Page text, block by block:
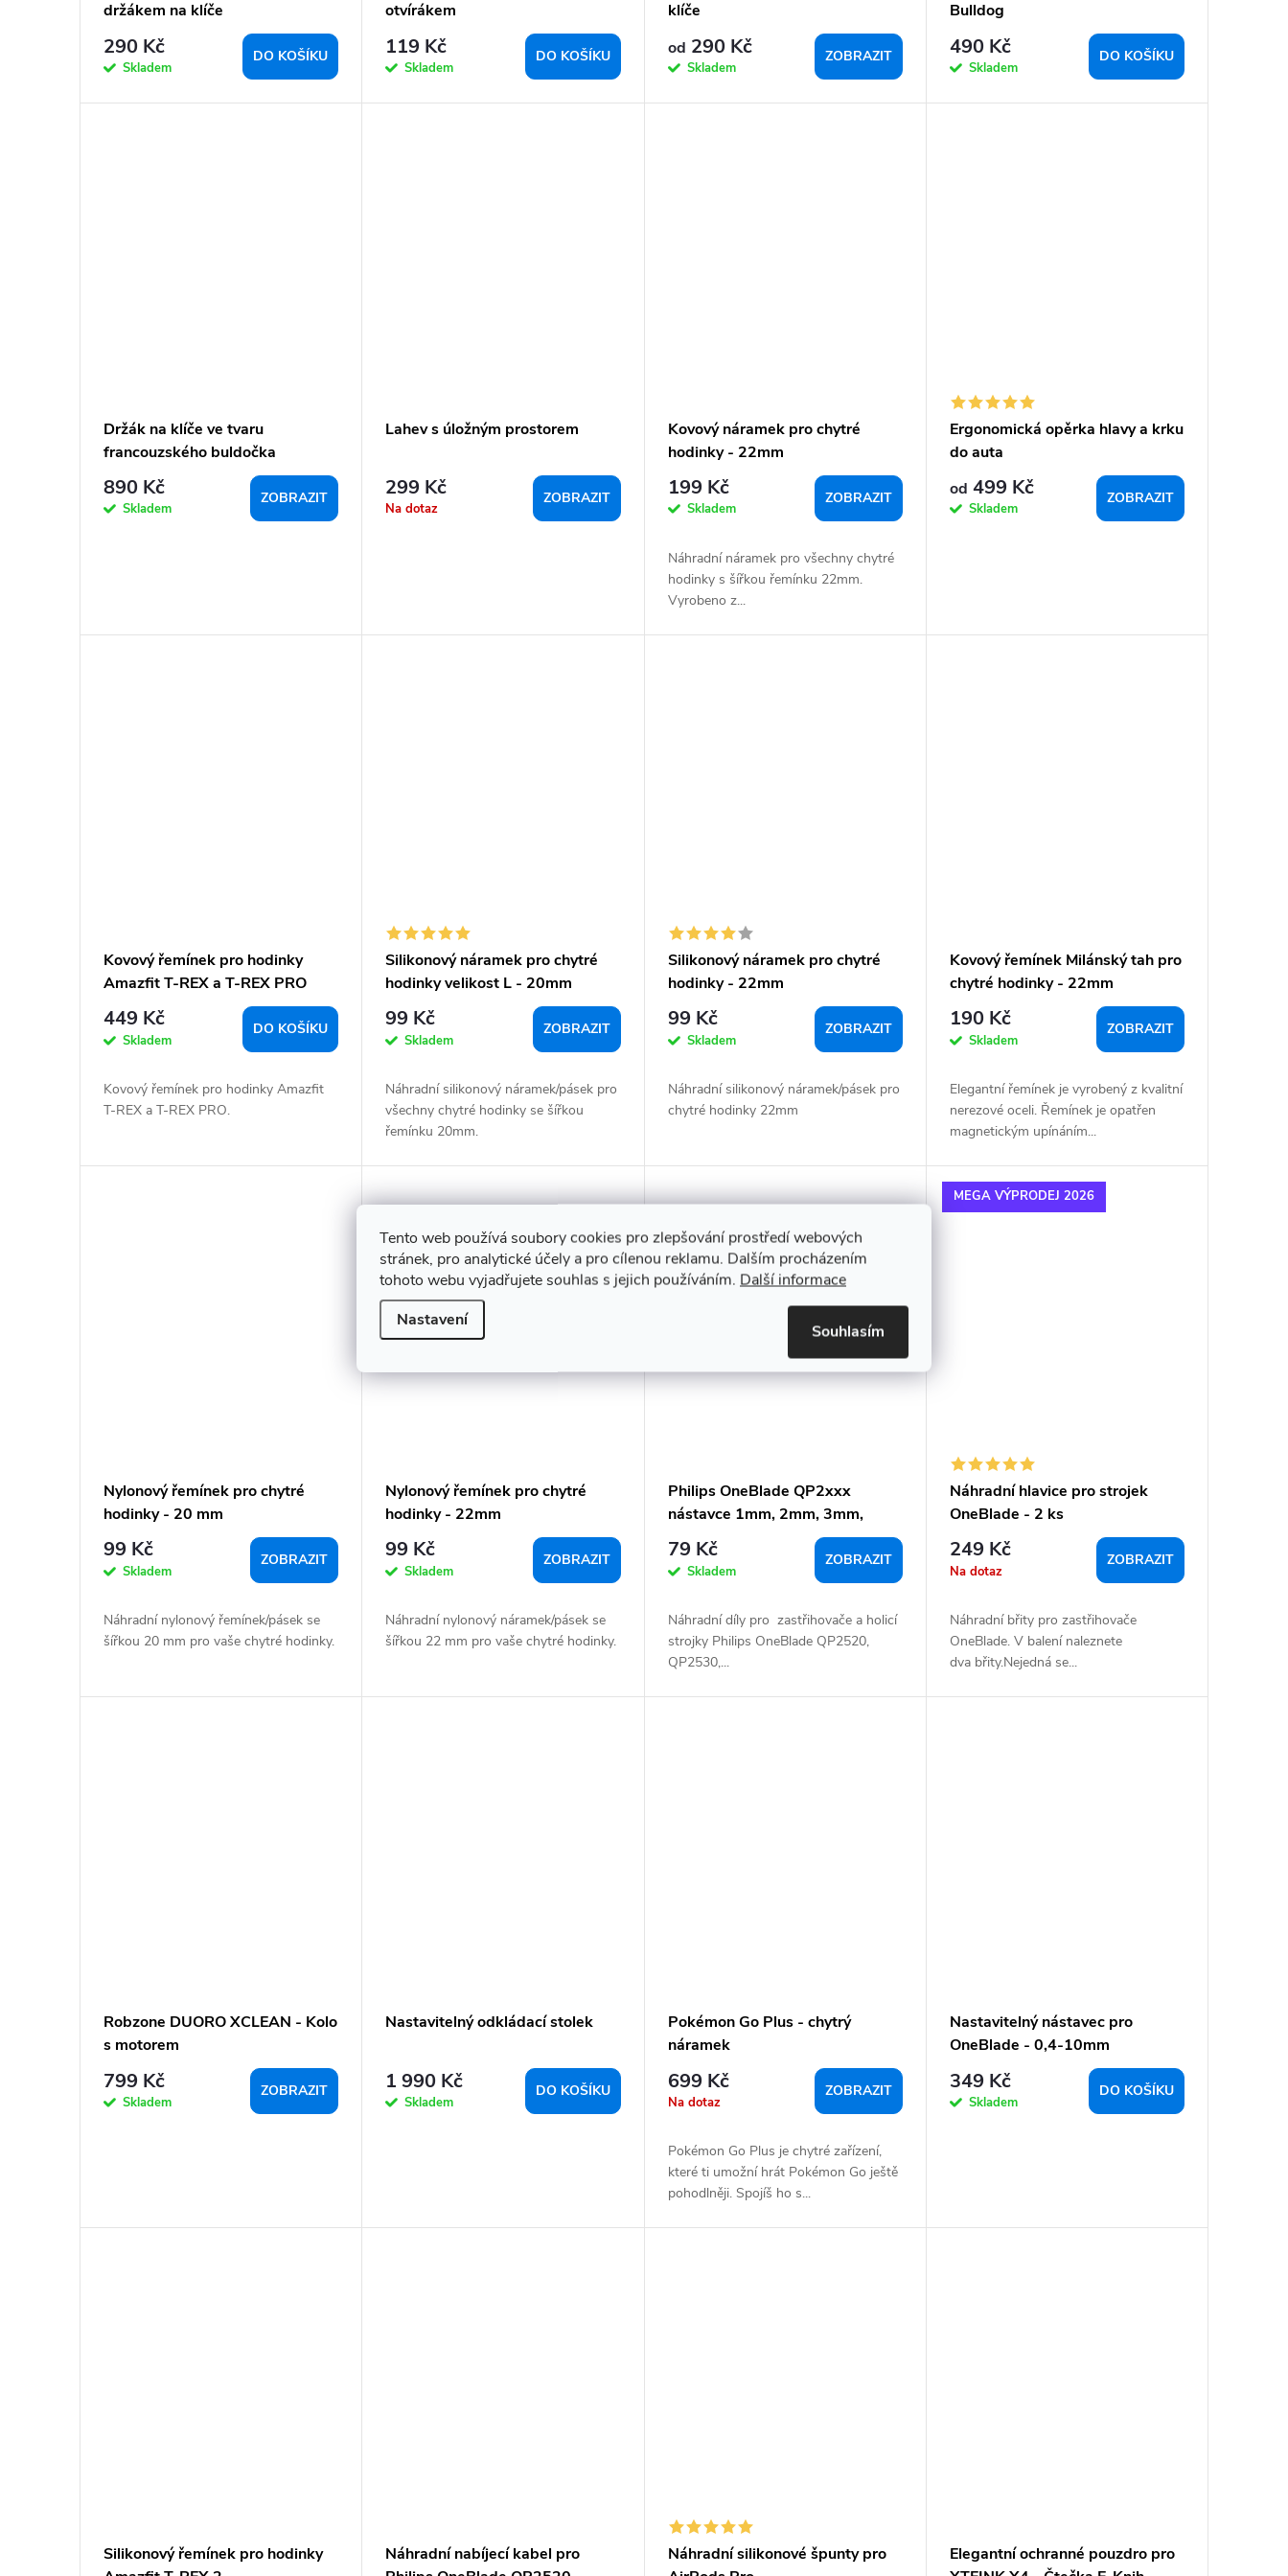
Tento web používá soubory cookies pro zlepšování prostředí webových
stránek, pro analytické účely a pro cílenou reklamu. Dalším procházením
tohoto webu vyjadřujete souhlas s jejich používáním. Další informace
Nastavení
Souhlasím
držákem na klíče
290 Kč
Skladem
DO KOŠÍKU
otvírákem
119 Kč
Skladem
DO KOŠÍKU
klíče
od 290 Kč
Skladem
ZOBRAZIT
Bulldog
490 Kč
Skladem
DO KOŠÍKU
Držák na klíče ve tvaru
francouzského buldočka
890 Kč
Skladem
ZOBRAZIT
Lahev s úložným prostorem
299 Kč
Na dotaz
ZOBRAZIT
Kovový náramek pro chytré
hodinky - 22mm
199 Kč
Skladem
ZOBRAZIT
Náhradní náramek pro všechny chytré
hodinky s šířkou řemínku 22mm.
Vyrobeno z...
Ergonomická opěrka hlavy a krku
do auta
od 499 Kč
Skladem
ZOBRAZIT
Kovový řemínek pro hodinky
Amazfit T-REX a T-REX PRO
449 Kč
Skladem
DO KOŠÍKU
Kovový řemínek pro hodinky Amazfit
T-REX a T-REX PRO.
Silikonový náramek pro chytré
hodinky velikost L - 20mm
(Amazfit, Samsung, Garmin,
Honor, Huawei)
99 Kč
Skladem
ZOBRAZIT
Náhradní silikonový náramek/pásek pro
všechny chytré hodinky se šířkou
řemínku 20mm.
Silikonový náramek pro chytré
hodinky - 22mm
99 Kč
Skladem
ZOBRAZIT
Náhradní silikonový náramek/pásek pro
chytré hodinky 22mm
Kovový řemínek Milánský tah pro
chytré hodinky - 22mm
190 Kč
Skladem
ZOBRAZIT
Elegantní řemínek je vyrobený z kvalitní
nerezové oceli. Řemínek je opatřen
magnetickým upínáním...
Nylonový řemínek pro chytré
hodinky - 20 mm
99 Kč
Skladem
ZOBRAZIT
Náhradní nylonový řemínek/pásek se
šířkou 20 mm pro vaše chytré hodinky.
Nylonový řemínek pro chytré
hodinky - 22mm
99 Kč
Skladem
ZOBRAZIT
Náhradní nylonový náramek/pásek se
šířkou 22 mm pro vaše chytré hodinky.
Philips OneBlade QP2xxx
nástavce 1mm, 2mm, 3mm,
5mm
79 Kč
Skladem
ZOBRAZIT
Náhradní díly pro zastřihovače a holicí
strojky Philips OneBlade QP2520,
QP2530,...
MEGA VÝPRODEJ 2026
Náhradní hlavice pro strojek
OneBlade - 2 ks
249 Kč
Na dotaz
ZOBRAZIT
Náhradní břity pro zastřihovače
OneBlade. V balení naleznete
dva břity.Nejedná se...
Robzone DUORO XCLEAN - Kolo
s motorem
799 Kč
Skladem
ZOBRAZIT
Nastavitelný odkládací stolek
1 990 Kč
Skladem
DO KOŠÍKU
Pokémon Go Plus - chytrý
náramek
699 Kč
Na dotaz
ZOBRAZIT
Pokémon Go Plus je chytré zařízení,
které ti umožní hrát Pokémon Go ještě
pohodlněji. Spojíš ho s...
Nastavitelný nástavec pro
OneBlade - 0,4-10mm
349 Kč
Skladem
DO KOŠÍKU
Silikonový řemínek pro hodinky
Náhradní nabíjecí kabel pro
Náhradní silikonové špunty pro
Elegantní ochranné pouzdro pro